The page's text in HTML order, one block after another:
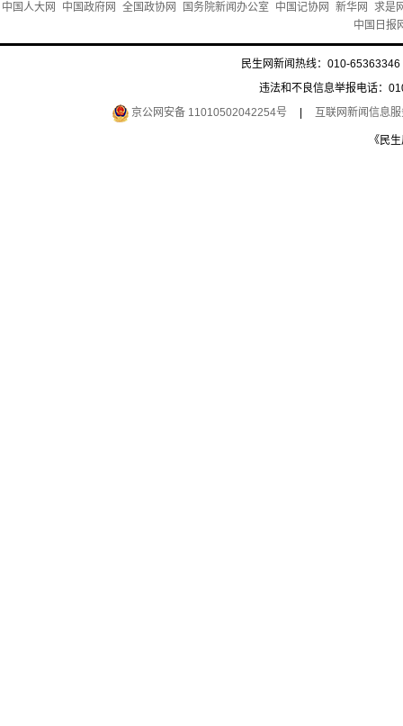
中国人大网 中国政府网 全国政协网 国务院新闻办公室 中国记协网 新华网
求是
中国日报
民生网新闻热线：010-
违法和不良信息举报电话：
京公网安备 11010502042254号
互联网新闻信息
《民